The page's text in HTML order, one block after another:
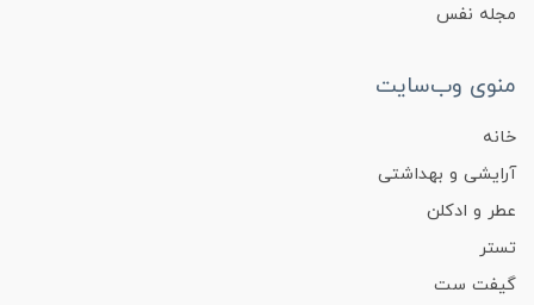
مجله نفس
منوی وب‌سایت
خانه
آرایشی و بهداشتی
عطر و ادکلن
تستر
گیفت ست